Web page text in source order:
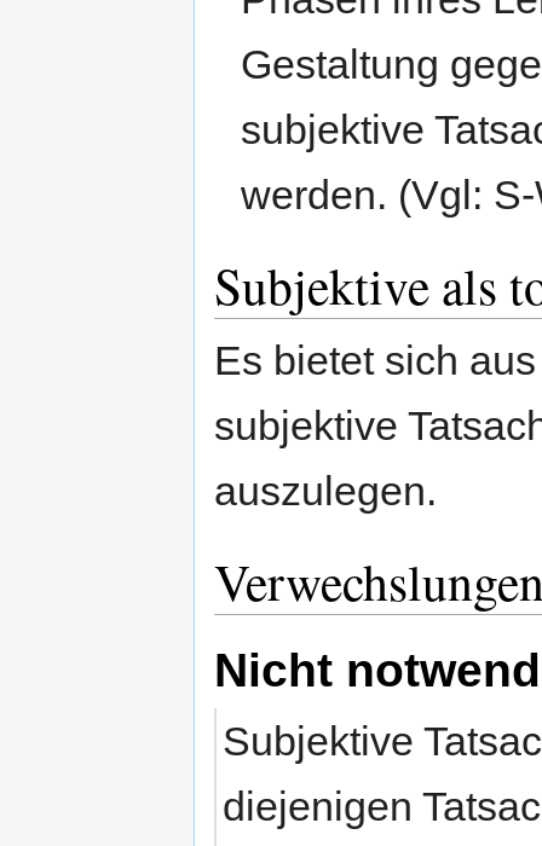
Gestaltung
subjektive
werden. (Vgl:
Subjektive als
Es bietet sich
subjektive
auszulegen.
Nicht
Subjektive
diejenigen